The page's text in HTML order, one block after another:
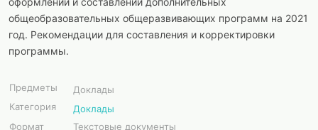
общеобразовательных общеразвивающих программ на 2021
год. Рекомендации для составления и корректировки
программы.
Предметы
Доклады
Категория
Доклады
Формат
Текстовые документы